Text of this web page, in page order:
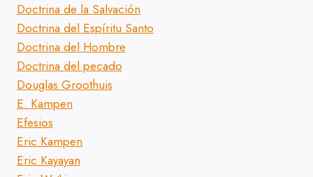
Doctrina de la Salvación
Doctrina del Espíritu Santo
Doctrina del Hombre
Doctrina del pecado
Douglas Groothuis
E. Kampen
Efesios
Eric Kampen
Eric Kayayan